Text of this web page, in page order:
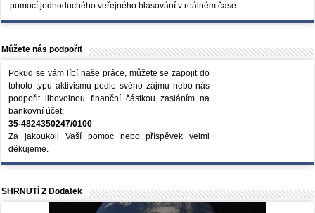
pomocí jednoduchého veřejného hlasování v reálném čase.
Můžete nás podpořit
Pokud se vám líbí naše práce, můžete se zapojit do
tohoto typu aktivismu podle svého zájmu nebo nás
podpořit libovolnou finanční částkou zasláním na
bankovní účet:
35-4824350247/0100
Za jakoukoli Vaší pomoc nebo příspěvek velmi
děkujeme.
SHRNUTÍ 2 Dodatek